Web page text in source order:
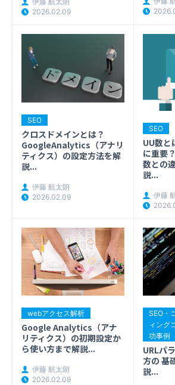
2026.02.09
SEO
クロスドメインとは？
GoogleAnalytics（アナリ
ティクス）の設定方法を解
説...
伊藤 航太朗
2026.02.09
SEO
UU数と
に重要
数との
説...
伊藤
webアクセス解析
Google Analytics（アナ
リティクス）の初期設定か
ら使い方まで解説...
伊藤 航太朗
2026.02.09
SEO・
ィング
功事例
URLパ
方の 基
説...